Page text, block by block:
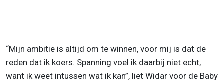
“Mijn ambitie is altijd om te winnen, voor mij is dat de
reden dat ik koers. Spanning voel ik daarbij niet echt,
want ik weet intussen wat ik kan”, liet Widar voor de Baby